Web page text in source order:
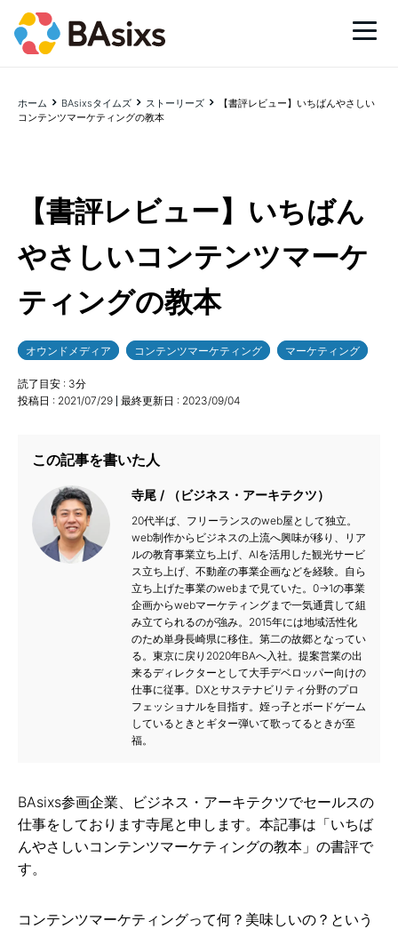
ホーム BAsixsタイムズ ストーリーズ
【書評レビュー】いちばんやさしい
コンテンツマーケティングの教本
【書評レビュー】いちばん
やさしいコンテンツマーケ
ティングの教本
オウンドメディア コンテンツマーケティング マーケティング
読了目安 : 3分
投稿日 : 2021/07/29 最終更新日 : 2023/09/04
この記事を書いた人
寺尾 （ビジネス・アーキテクツ）
20代半ば、フリーランスのweb屋として独立。
web制作からビジネスの上流へ興味が移り、リア
ルの教育事業立ち上げ、AIを活用した観光サービ
ス立ち上げ、不動産の事業企画などを経験。自ら
立ち上げた事業のwebまで見ていた。0→1の事業
企画からwebマーケティングまで一気通貫して組
み立てられるのが強み。2015年には地域活性化
のため単身長崎県に移住。第二の故郷となってい
る。東京に戻り2020年BAへ入社。提案営業の出
来るディレクターとして大手デベロッパー向けの
仕事に従事。DXとサステナビリティ分野のプロ
フェッショナルを目指す。姪っ子とボードゲーム
しているときとギター弾いて歌ってるときが至
福。
BAsixs参画企業、ビジネス・アーキテクツでセールスの
仕事をしております寺尾と申します。本記事は「いちば
んやさしいコンテンツマーケティングの教本」の書評で
す。
コンテンツマーケティングって何？美味しいの？という